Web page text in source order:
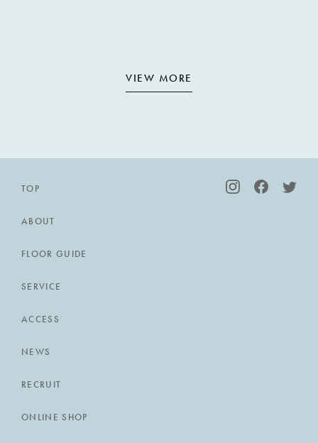
VIEW MORE
TOP
ABOUT
FLOOR GUIDE
SERVICE
ACCESS
NEWS
RECRUIT
ONLINE SHOP